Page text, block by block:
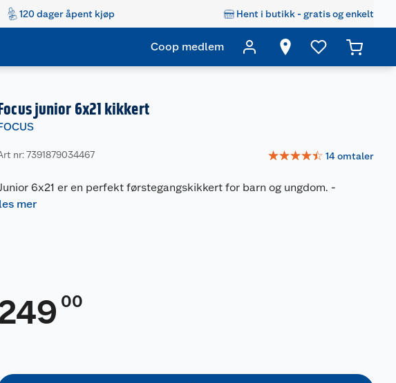
120 dager åpent kjøp Hent i butikk - gratis og enkelt
Coop medlem
junior 6x21 kikkert
nr: 7391879034467 ☆☆☆☆☆ 14omtaler
6x21 er en perfekt førstegangskikkert for barn og ungdom. -
les mer
00